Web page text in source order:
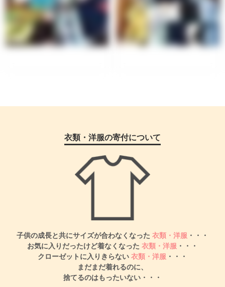
衣類・洋服の寄付について
子供の成長と共にサイズが合わなくなった 衣類・洋服
お気に入りだったけど着なくなった 衣類・洋服
クローゼットに入りきらない 衣類・洋服
まだまだ着れるのに、
捨てるのはもったいない・・・